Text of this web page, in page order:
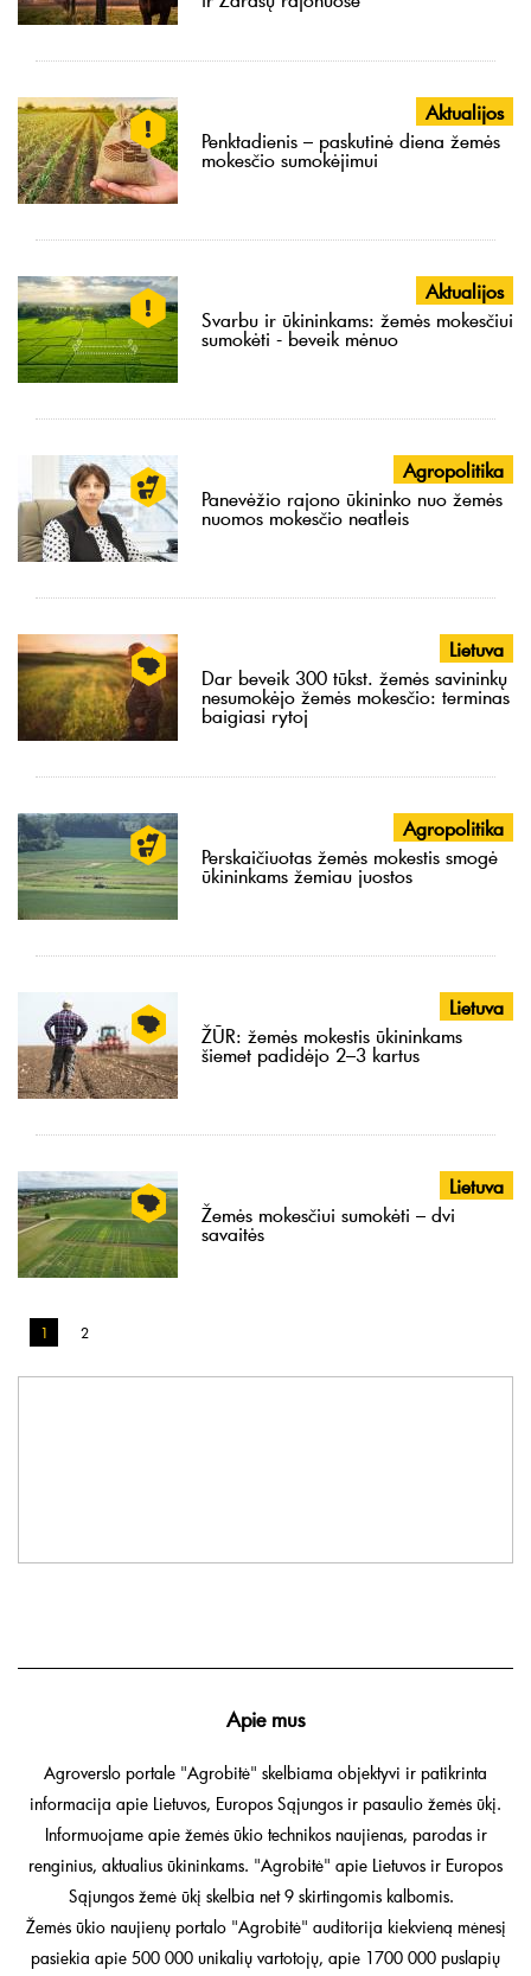
Aktualijos
Penktadienis – paskutinė diena žemės
mokesčio sumokėjimui
Aktualijos
Svarbu ir ūkininkams: žemės mokesčiui
sumokėti - beveik mėnuo
Agropolitika
Panevėžio rajono ūkininko nuo žemės
nuomos mokesčio neatleis
Lietuva
Dar beveik 300 tūkst. žemės savininkų
nesumokėjo žemės mokesčio: terminas
baigiasi rytoj
Agropolitika
Perskaičiuotas žemės mokestis smogė
ūkininkams žemiau juostos
Lietuva
ŽŪR: žemės mokestis ūkininkams
šiemet padidėjo 2–3 kartus
Lietuva
Žemės mokesčiui sumokėti – dvi
savaitės
1 2
Apie mus
Agroverslo portale "Agrobitė" skelbiama objektyvi ir patikrinta
informacija apie Lietuvos, Europos Sąjungos ir pasaulio žemės ūkį.
Informuojame apie žemės ūkio technikos naujienas, parodas ir
renginius, aktualius ūkininkams. "Agrobitė" apie Lietuvos ir Europos
Sąjungos žemė ūkį skelbia net 9 skirtingomis kalbomis.
Žemės ūkio naujienų portalo "Agrobitė" auditorija kiekvieną mėnesį
pasiekia apie 500 000 unikalių vartotojų, apie 1700 000 puslapių